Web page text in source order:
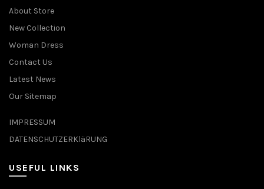
About Store
New Collection
Woman Dress
Contact Us
Latest News
Our Sitemap
IMPRESSUM
DATENSCHUTZERKläRUNG
USEFUL LINKS